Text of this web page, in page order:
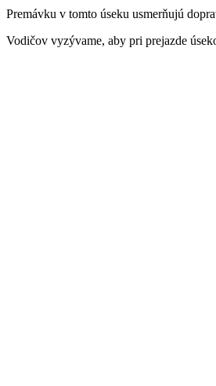
Premávku v tomto úseku usmerňujú
Vodičov vyzývame, aby pri prejazde